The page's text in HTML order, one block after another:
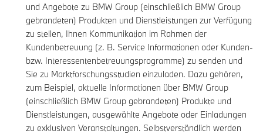
und Angebote zu BMW Group (einschließlich BMW Group
gebrandeten) Produkten und Dienstleistungen zur Verfügung
zu stellen, Ihnen Kommunikation im Rahmen der
Kundenbetreuung (z. B. Service Informationen oder Kunden-
bzw. Interessentenbetreuungsprogramme) zu senden und
Sie zu Marktforschungsstudien einzuladen. Dazu gehören,
zum Beispiel, aktuelle Informationen über BMW Group
(einschließlich BMW Group gebrandeten) Produkte und
Dienstleistungen, ausgewählte Angebote oder Einladungen
zu exklusiven Veranstaltungen. Selbstverständlich werden